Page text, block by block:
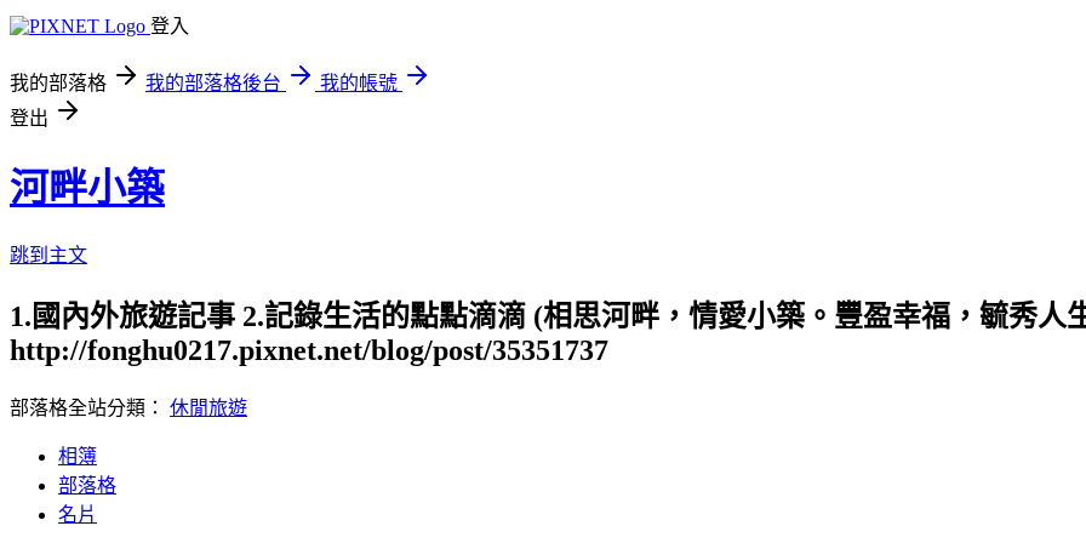
登入
我的部落格 我的部落格後台
我的帳號
登出
河畔小築
跳到主文
1.國內外旅遊記事 2.記錄生活的點點滴滴 (相思河畔，情愛小築。豐盈幸福，毓秀人
http://fonghu0217.pixnet.net/blog/post/35351737
部落格全站分類： 休閒旅遊
相簿
部落格
名片